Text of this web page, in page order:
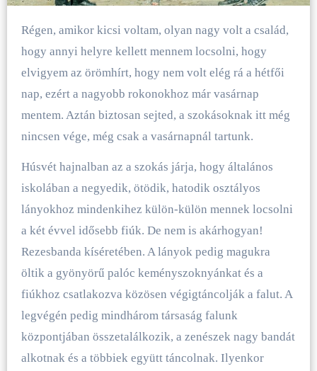
Régen, amikor kicsi voltam, olyan nagy volt a család,
hogy annyi helyre kellett mennem locsolni, hogy
elvigyem az örömhírt, hogy nem volt elég rá a hétfői
nap, ezért a nagyobb rokonokhoz már vasárnap
mentem. Aztán biztosan sejted, a szokásoknak itt még
nincsen vége, még csak a vasárnapnál tartunk.
Húsvét hajnalban az a szokás járja, hogy általános
iskolában a negyedik, ötödik, hatodik osztályos
lányokhoz mindenkihez külön-külön mennek locsolni
a két évvel idősebb fiúk. De nem is akárhogyan!
Rezesbanda kíséretében. A lányok pedig magukra
öltik a gyönyörű palóc keményszoknyánkat és a
fiúkhoz csatlakozva közösen végigtáncolják a falut. A
legvégén pedig mindhárom társaság falunk
központjában összetalálkozik, a zenészek nagy bandát
alkotnak és a többiek együtt táncolnak. Ilyenkor